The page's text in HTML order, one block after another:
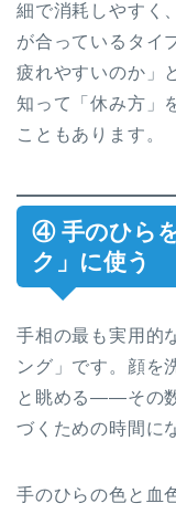
細で消耗しやすく
が合っているタイ
疲れやすいのか」
知って「休み方」
こともあります。
④ 手のひら
ク」に使う
手相の最も実用的
ング」です。顔を
と眺める——その
づくための時間に
手のひらの色と血